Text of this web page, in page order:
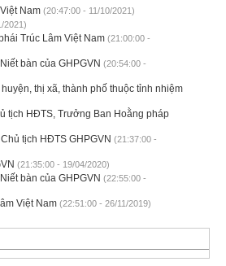
Nam (20:47:00 - 11/10/2021)
2021)
Trúc Lâm Việt Nam (21:00:00 -
bàn của GHPGVN (20:54:00 -
thị xã, thành phố thuộc tỉnh nhiệm
tịch HĐTS, Trưởng Ban Hoằng pháp
tịch HĐTS GHPGVN (21:37:00 -
(21:35:00 - 19/04/2020)
bàn của GHPGVN (22:55:00 -
Việt Nam (22:51:00 - 26/11/2019)